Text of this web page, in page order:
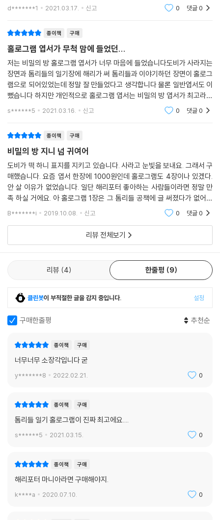
바꾼다고 친환경 택배라며 홍보하시던데 친환경이라는
d*******1 2021.03.17. 신고 0 댓글0
종이책 구매
홀로그램 엽서가 무척 맘에 들었던...
저는 비밀의 방 홀로그램 엽서가 너무 마음에 들었습니다도비가 사라지는
장면과 톰리들의 일기장에 해리가 써 톰리들과 이야기하던 장면이 홀로그
램으로 되어있었는데 정말 잘 만들었다고 생각합니다 물론 일반엽서도 이
뻤습니다 하지만 개인적으로 홀로그램 엽서는 비밀의 방 엽서가 최고라고
생각합니다!! 저와 조금 비슷하신 해덕분들께 추천해드리고 싶습니다 !!
s******5 2021.03.16. 신고 0 댓글0
종이책 구매
비밀의 방 지니 넘 귀여어
도비가 떡 하니 표지를 지키고 있습니다. 사라고 눈빛을 보내요. 그래서 구
매했습니다. 요즘 엽서 한장에 1000원인데 홀로그램도 4장이나 있겠다.
안 살 이유가 없었습니다. 일단 해리포터 좋아하는 사람들이라면 정말 만
족 하실 거에요. 아 홀로그램 1장은 그 톰리들 공책에 글 써졌다가 없어지
는건데 진짜 너무 이뻐요. 이거 너어어ㅓㅓㅓㅓ무 이뻐요. 이거 때문에 다
B*******i 2019.10.08. 신고 0 댓글0
리뷰 전체보기
리뷰 4 한줄평 9
클린봇이 부적절한 글을 감지 중입니다. 설정
구매한줄평 추천순
종이책 구매
너무너무 소장각입니다 굳
y*******8 2022.02.21. 0
종이책 구매
톰리들 일기 홀로그램이 진짜 최고에요....
s******5 2021.03.15. 0
종이책 구매
해리포터 마니아라면 구매해야지.
k****a 2020.07.10. 0